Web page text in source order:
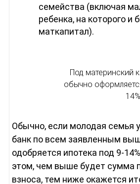
семейства (включая
ребенка, на которого и
маткапитал).
Под материнский
обычно
14%
Обычно, если молодая семья
банк по всем заявленным
одобряется ипотека под 9-
этом, чем выше будет сумма
взноса, тем ниже окажется